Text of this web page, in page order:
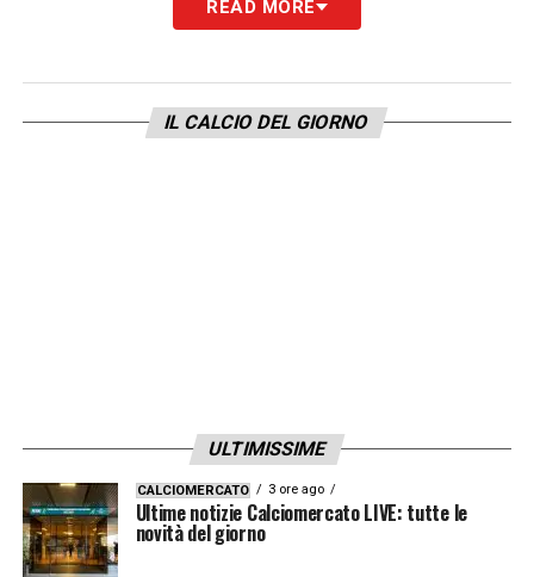
READ MORE
IL CALCIO DEL GIORNO
ULTIMISSIME
CALCIOMERCATO 3 ore ago
Ultime notizie Calciomercato LIVE: tutte le
novità del giorno